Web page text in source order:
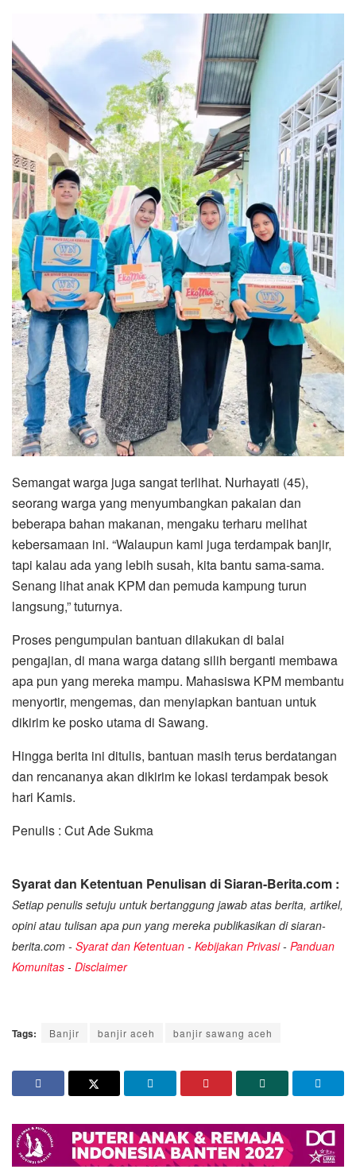
Semangat warga juga sangat terlihat. Nurhayati (45),
seorang warga yang menyumbangkan pakaian dan
beberapa bahan makanan, mengaku terharu melihat
kebersamaan ini. “Walaupun kami juga terdampak banjir,
tapi kalau ada yang lebih susah, kita bantu sama-sama.
Senang lihat anak KPM dan pemuda kampung turun
langsung,” tuturnya.
Proses pengumpulan bantuan dilakukan di balai
pengajian, di mana warga datang silih berganti membawa
apa pun yang mereka mampu. Mahasiswa KPM membantu
menyortir, mengemas, dan menyiapkan bantuan untuk
dikirim ke posko utama di Sawang.
Hingga berita ini ditulis, bantuan masih terus berdatangan
dan rencananya akan dikirim ke lokasi terdampak besok
hari Kamis.
Penulis : Cut Ade Sukma
Syarat dan Ketentuan Penulisan di Siaran-Berita.com :
Setiap penulis setuju untuk bertanggung jawab atas berita, artikel,
opini atau tulisan apa pun yang mereka publikasikan di siaran-
berita.com - Syarat dan Ketentuan - Kebijakan Privasi- Panduan
Komunitas - Disclaimer
Tags: Banjir banjir aceh banjir sawang aceh